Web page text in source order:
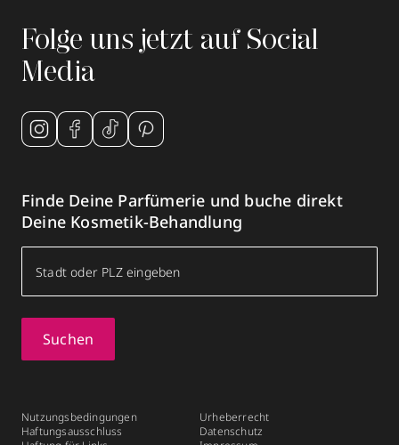
Folge uns jetzt auf Social
Media
Finde Deine Parfümerie und buche direkt
Deine Kosmetik-Behandlung
Suchen
Nutzungsbedingungen
Haftungsausschluss
Urheberrecht
Datenschutz